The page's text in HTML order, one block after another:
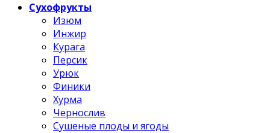
Сухофрукты
Изюм
Инжир
Курага
Персик
Урюк
Финики
Хурма
Чернослив
Сушеные плоды и ягоды